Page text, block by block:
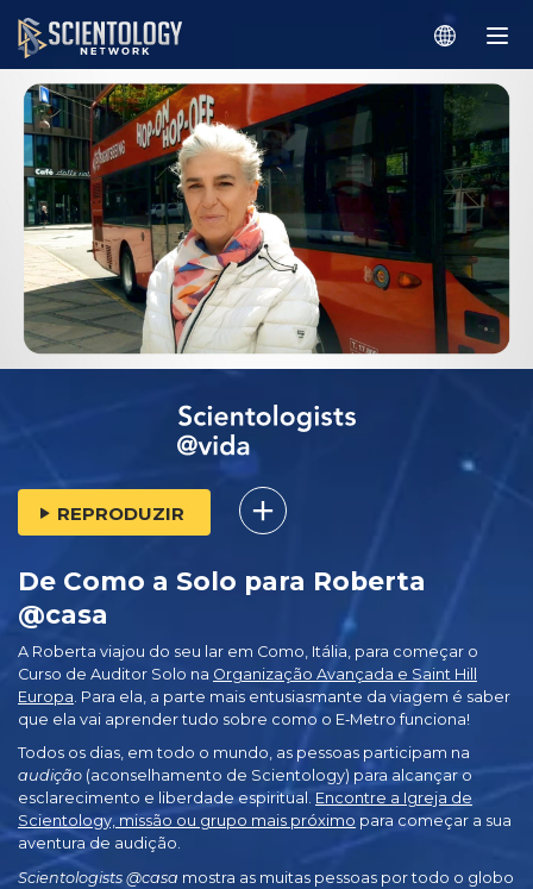
REPRODUZIR
De Como a Solo para Roberta
@casa
A Roberta viajou do seu lar em Como, Itália, para começar o
Curso de Auditor Solo na Organização Avançada e Saint Hill
Europa . Para ela, a parte mais entusiasmante da viagem é saber
que ela vai aprender tudo sobre como o E‑Metro funciona!
Todos os dias, em todo o mundo, as pessoas participam na
audição (aconselhamento de Scientology) para alcançar o
esclarecimento e liberdade espiritual. Encontre a Igreja de
Scientology, missão ou grupo mais próximo para começar a sua
aventura de audição.
Scientologists @casa mostra as muitas pessoas por todo o globo